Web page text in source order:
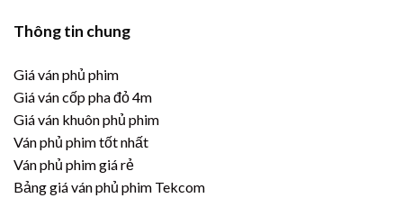
Thông tin chung
Giá ván phủ phim
Giá ván cốp pha đỏ 4m
Giá ván khuôn phủ phim
Ván phủ phim tốt nhất
Ván phủ phim giá rẻ
Bảng giá ván phủ phim Tekcom